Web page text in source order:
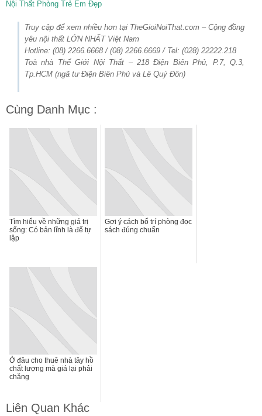
Nội Thất Phòng Trẻ Em Đẹp
Truy cập để xem nhiều hơn tại TheGioiNoiThat.com – Cộng đồng
yêu nội thất LỚN NHẤT Việt Nam
Hotline: (08) 2266.6668 / (08) 2266.6669 / Tel: (028) 22222.218
Toà nhà Thế Giới Nội Thất – 218 Điện Biên Phủ, P.7, Q.3,
Tp.HCM (ngã tư Điện Biên Phủ và Lê Quý Đôn)
Cùng Danh Mục :
Tìm hiểu về những giá trị
sống: Có bản lĩnh là để tự
lập
Gợi ý cách bố trí phòng đọc
sách đúng chuẩn
Ở đâu cho thuê nhà tây hồ
chất lượng mà giá lại phải
chăng
Liên Quan Khác